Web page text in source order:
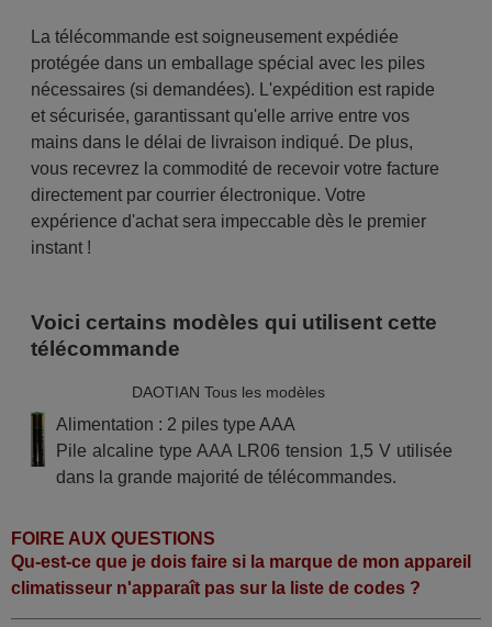
La télécommande est soigneusement expédiée
protégée dans un emballage spécial avec les piles
nécessaires (si demandées). L'expédition est rapide
et sécurisée, garantissant qu'elle arrive entre vos
mains dans le délai de livraison indiqué. De plus,
vous recevrez la commodité de recevoir votre facture
directement par courrier électronique. Votre
expérience d'achat sera impeccable dès le premier
instant !
Voici certains modèles qui utilisent cette
télécommande
DAOTIAN Tous les modèles
Alimentation : 2 piles type AAA
Pile alcaline type AAA LR06 tension 1,5 V utilisée
dans la grande majorité de télécommandes.
FOIRE AUX QUESTIONS
Qu-est-ce que je dois faire si la marque de mon appareil
climatisseur n'apparaît pas sur la liste de codes ?